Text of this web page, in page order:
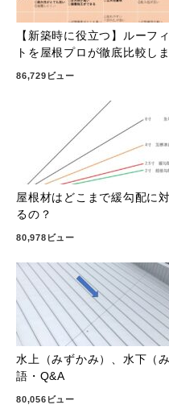
【新築時に役立つ】ルーフ
トを屋根プロが徹底比較し
86,729ビュー
屋根材はどこまで緩勾配に
るの？
80,978ビュー
水上（みずかみ）、水下（
語・Q&A
80,056ビュー